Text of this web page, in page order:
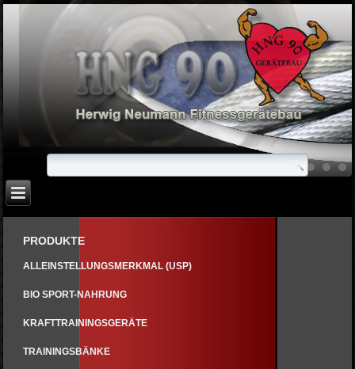
PRODUKTE
ALLEINSTELLUNGSMERKMAL (USP)
BIO SPORT-NAHRUNG
KRAFTTRAININGSGERÄTE
TRAININGSBÄNKE